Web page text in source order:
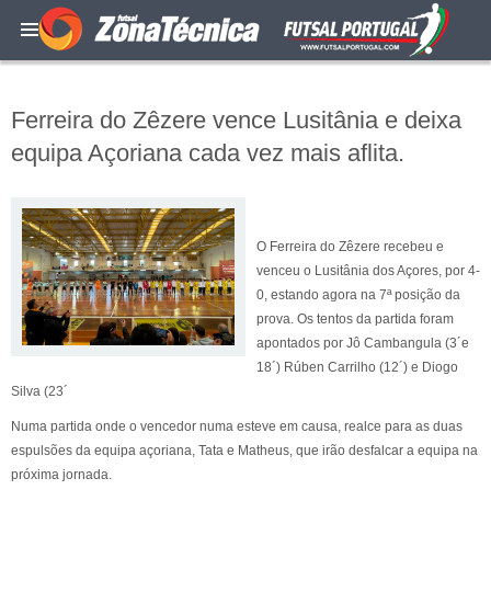
Ferreira do Zêzere vence Lusitânia e deixa
equipa Açoriana cada vez mais aflita.
O Ferreira do Zêzere recebeu e
venceu o Lusitânia dos Açores, por 4-
0, estando agora na 7ª posição da
prova. Os tentos da partida foram
apontados por Jô Cambangula (3´e
18´) Rúben Carrilho (12´) e Diogo
Silva (23´
Numa partida onde o vencedor numa esteve em causa, realce para as duas
espulsões da equipa açoriana, Tata e Matheus, que irão desfalcar a equipa na
próxima jornada.